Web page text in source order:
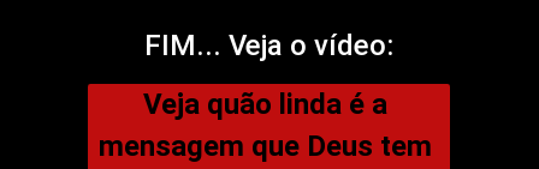
FIM... Veja o vídeo:
Veja quão linda é a
mensagem que Deus tem